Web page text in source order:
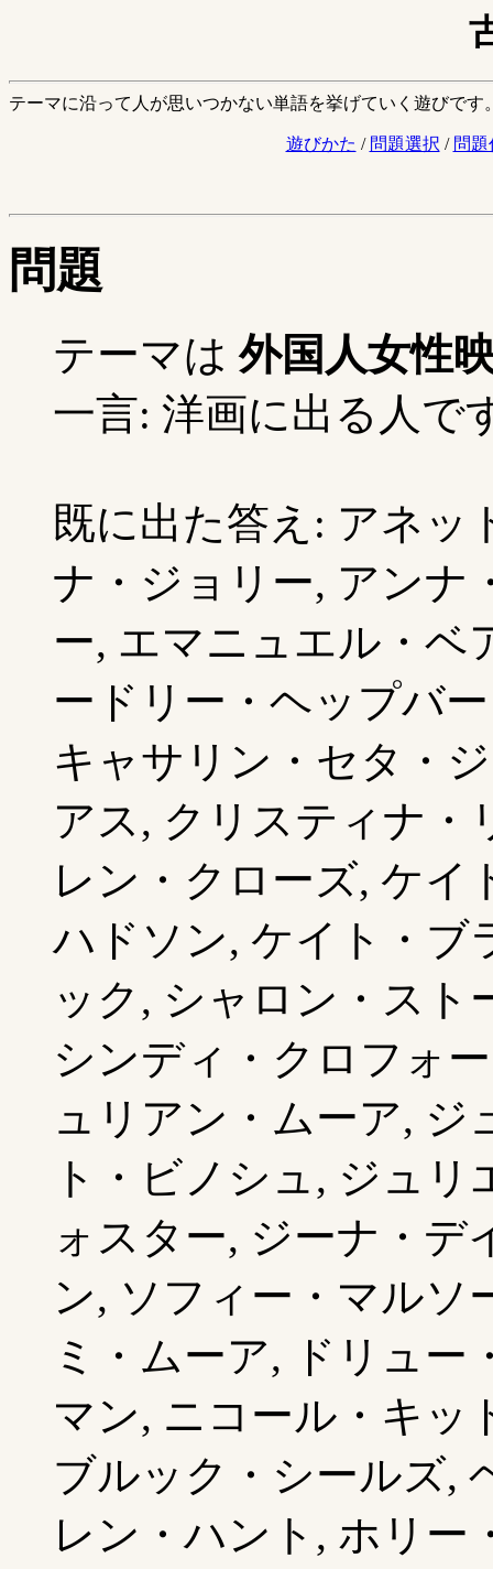
テーマに沿って人が思いつかない単語を挙げていく遊びです
遊びかた / 問題選択 / 問題
問題
テーマは外国人女性
一言: 洋画に出る人で
既に出た答え: アネッ
ナ・ジョリー, アンナ
ー, エマニュエル・ベ
ードリー・ヘップバ
キャサリン・セタ・
アス, クリスティナ・
レン・クローズ, ケイ
ハドソン, ケイト・ブ
ック, シャロン・スト
シンディ・クロフォ
ュリアン・ムーア, ジ
ト・ビノシュ, ジュ
ォスター, ジーナ・デ
ン, ソフィー・マルソ
ミ・ムーア, ドリュー
マン, ニコール・キッ
ブルック・シールズ,
レン・ハント, ホリー